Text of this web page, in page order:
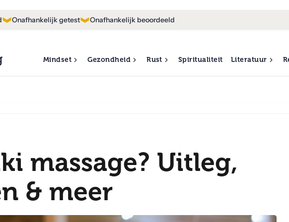
Onafhankelijk getest Onafhankelijk beoordeeld
Mindset Gezondheid Rust Spiritualiteit Literatuur
massage? Uitleg,
& meer